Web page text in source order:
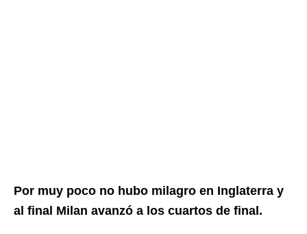
Por muy poco no hubo milagro en Inglaterra y
al final Milan avanzó a los cuartos de final.